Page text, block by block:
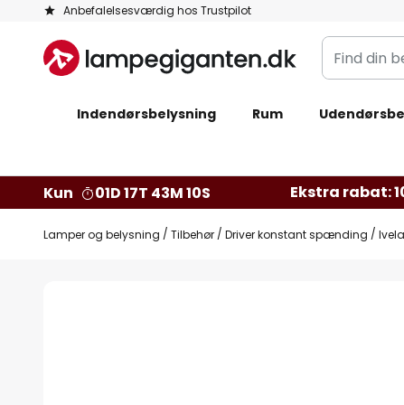
Anbefalelsesværdig hos Trustpilot
Skip
Content
Find
din
Indendørsbelysning Rum
Kun 01D 17T 43M 09S Ekstra rabat:
Lamper og belysning Tilbehør Driver konstant spænding